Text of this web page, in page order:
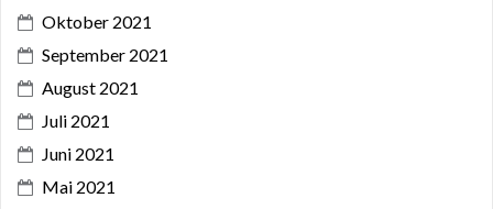
Oktober 2021
September 2021
August 2021
Juli 2021
Juni 2021
Mai 2021